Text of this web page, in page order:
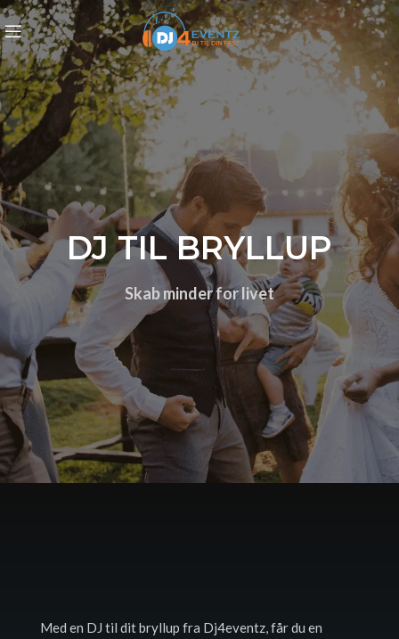
DJ TIL BRYLLUP
Skab minder for livet
Med en DJ til dit bryllup fra Dj4eventz, får du en